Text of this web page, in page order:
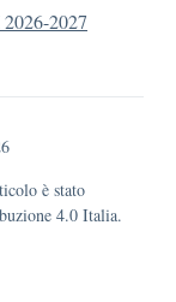
2027
è stato
4.0 Italia.